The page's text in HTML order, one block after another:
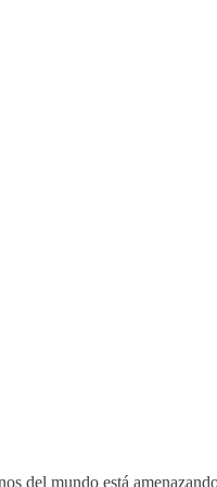
del mundo está